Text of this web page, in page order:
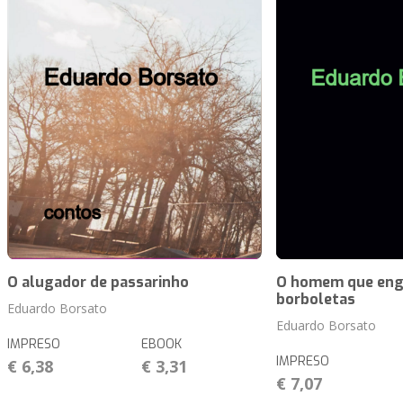
O alugador de passarinho
Eduardo Borsato
IMPRESO
€ 6,38
EBOOK
€ 3,31
O homem que
borboletas
Eduardo Borsato
IMPRESO
€ 7,07